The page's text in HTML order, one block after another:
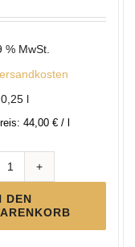
% MwSt.
l
44,00 €/
Balsamico
Menge
DEN